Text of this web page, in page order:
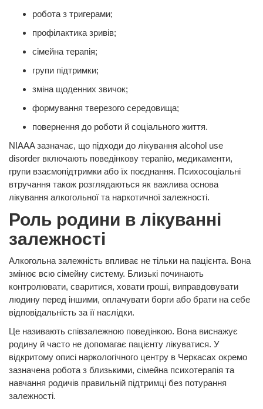
робота з тригерами;
профілактика зривів;
сімейна терапія;
групи підтримки;
зміна щоденних звичок;
формування тверезого середовища;
повернення до роботи й соціального життя.
NIAAA зазначає, що підходи до лікування alcohol use
disorder включають поведінкову терапію, медикаменти,
групи взаємопідтримки або їх поєднання. Психосоціальні
втручання також розглядаються як важлива основа
лікування алкогольної та наркотичної залежності.
Роль родини в лікуванні
залежності
Алкогольна залежність впливає не тільки на пацієнта. Вона
змінює всю сімейну систему. Близькі починають
контролювати, сваритися, ховати гроші, виправдовувати
людину перед іншими, оплачувати борги або брати на себе
відповідальність за її наслідки.
Це називають співзалежною поведінкою. Вона виснажує
родину й часто не допомагає пацієнту лікуватися. У
відкритому описі наркологічного центру в Черкасах окремо
зазначена робота з близькими, сімейна психотерапія та
навчання родичів правильній підтримці без потурання
залежності.